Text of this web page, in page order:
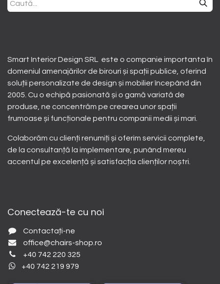
Smart Interior Design SRL este o companie importanta în
domeniul amenajărilor de birouri și spații publice, oferind
soluții personalizate de design și mobilier începând din
2005. Cu o echipă pasionată și o gamă variată de
produse, ne concentrăm pe crearea unor spații
frumoase și funcționale pentru companii medii și mari.
Colaborăm cu clienți renumiți și oferim servicii complete,
de la consultanță la implementare, punând mereu
accentul pe excelență și satisfacția clienților noștri.
Conectează-te cu noi
Contactați-ne
office@chairs-shop.ro
+40 742 220 325
+40 742 219 979